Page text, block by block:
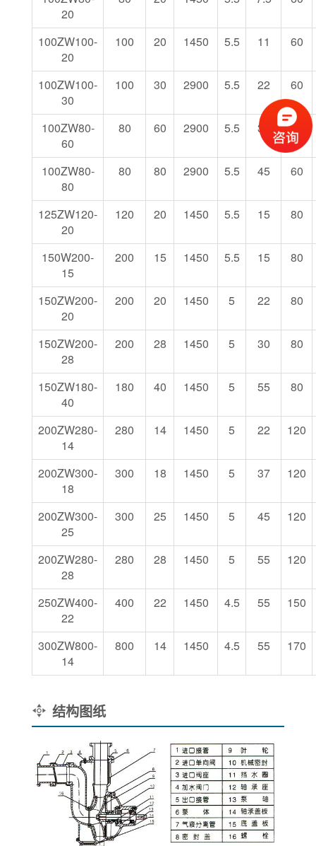
20
100ZW100-
20
100 20 1450 5.5 11 60
100ZW100-
30
100 30 2900 5.5 22 60
100ZW80-
60
80 60 2900 5.5 37 60
100ZW80-
80
80 80 2900 5.5 45 60
125ZW120-
20
120 20 1450 5.5 15 80
150W200-
15
200 15 1450 5.5 15 80
150ZW200-
20
200 20 1450 5 22 80
150ZW200-
28
200 28 1450 5 30 80
150ZW180-
40
180 40 1450 5 55 80
200ZW280-
14
280 14 1450 5 22 120
200ZW300-
18
300 18 1450 5 37 120
200ZW300-
25
300 25 1450 5 45 120
200ZW280-
28
280 28 1450 5 55 120
250ZW400-
22
400 22 1450 4.5 55 150
300ZW800-
14
800 14 1450 4.5 55 170
结构图纸